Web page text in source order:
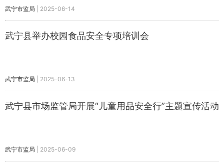
武宁市监局 2025-06-14
武宁县举办校园食品安全专项培训会
武宁市监局 2025-06-13
武宁县市场监管局开展“儿童用品安全行”主题宣传活动
武宁市监局 2025-06-09